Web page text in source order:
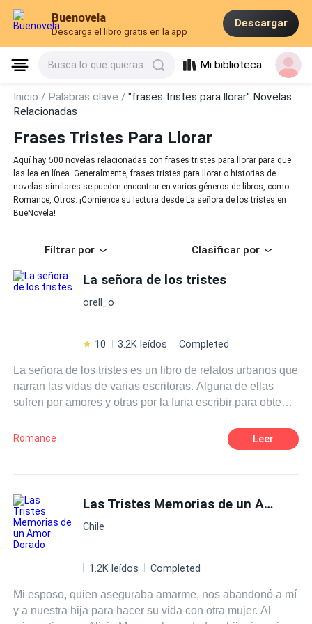
Buenovela
Descarga el libro gratis en la app
Descargar
Busca lo que quieras Mi biblioteca
Inicio / Palabras clave /"frases tristes para llorar" Novelas
Relacionadas
Frases Tristes Para Llorar
Aquí hay 500 novelas relacionadas con frases tristes para llorar para que
las lea en línea. Generalmente, frases tristes para llorar o historias de
novelas similares se pueden encontrar en varios géneros de libros, como
Romance, Otros. ¡Comience su lectura desde La señora de los tristes en
BueNovela!
Filtrar por Clasificar por
La señora de los tristes
orell_o
10 3.2K leídos Completed
La señora de los tristes es un libro de relatos urbanos que
narran las vidas de varias escritoras. Alguna de ellas
sufren por amores y otras por la furia escribir para obtener
promotoras de la cultura.
Romance Leer
Las Tristes Memorias de un Amor Dorado
Chile
1.2K leídos Completed
Mi esposo, quien aseguraba amarme, nos abandonó a mí
y a nuestra hija para hacer su vida con otra mujer. Al